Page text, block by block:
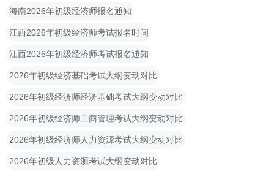
海南2026年初级经济师报名通知
江西2026年初级经济师考试报名时间
江西2026年初级经济师考试报名通知
2026年初级经济基础考试大纲变动对比
2026年初级经济师经济基础考试大纲变动对比
2026年初级经济师工商管理考试大纲变动对比
2026年初级经济师人力资源考试大纲变动对比
2026年初级人力资源考试大纲变动对比